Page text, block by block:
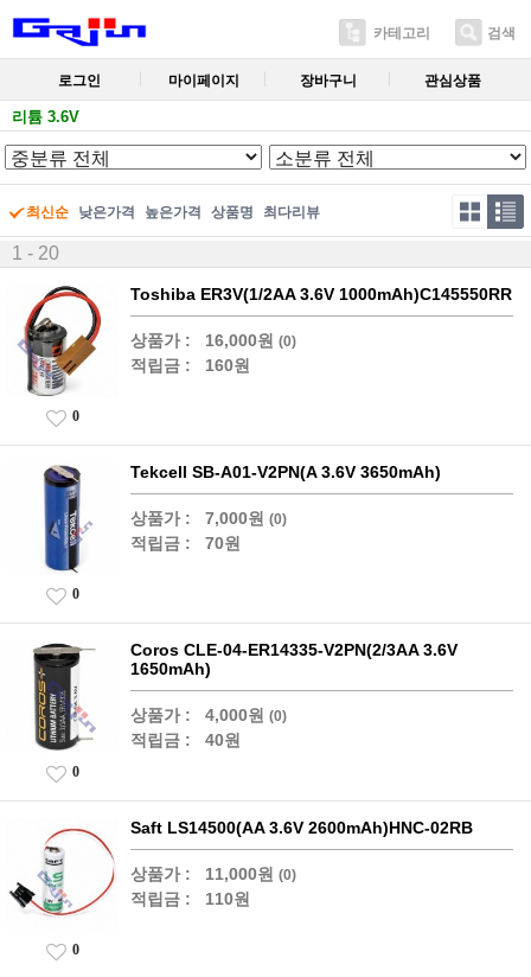
카테고리 검색
로그인 마이페이지 장바구니 관심상품
리튬 3.6V
최신순 낮은가격 높은가격 상품명 최다리뷰
1 - 20
Toshiba ER3V(1/2AA 3.6V 1000mAh)C145550RR
상품가 : 16,000원 (0)
적립금 : 160원
0
Tekcell SB-A01-V2PN(A 3.6V 3650mAh)
상품가 : 7,000원 (0)
적립금 : 70원
0
Coros CLE-04-ER14335-V2PN(2/3AA 3.6V
1650mAh)
상품가 : 4,000원 (0)
적립금 : 40원
0
Saft LS14500(AA 3.6V 2600mAh)HNC-02RB
상품가 : 11,000원 (0)
적립금 : 110원
0